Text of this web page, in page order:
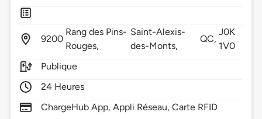
9200
Rang des Pins-
Rouges,
Saint-Alexis-
des-Monts,
QC,
J0K
1V0
Publique
24 Heures
ChargeHub App, Appli Réseau, Carte RFID